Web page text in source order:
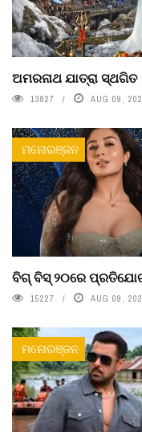
ଅମରନାଥ ଯାତ୍ରା ସ୍ଥଗିତ
13827 AUG 09,
ମନୋରଞ୍ଜନ
ବିଗ୍ ବିସ୍ ୨୦ରେ
15227 AUG 09,
ମନୋରଞ୍ଜନ